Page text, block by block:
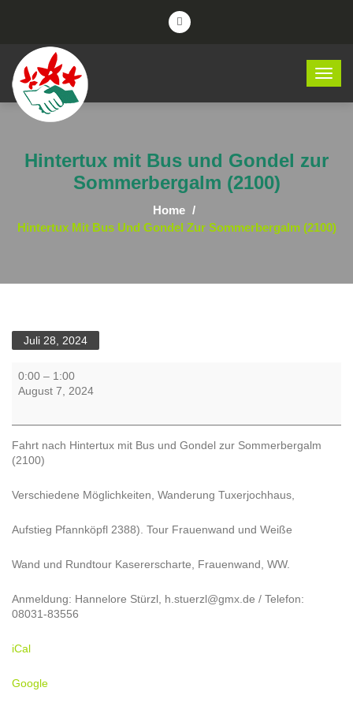
Hintertux mit Bus und Gondel zur
Sommerbergalm (2100)
Home
Hintertux Mit Bus Und Gondel Zur Sommerbergalm (2100)
Juli 28, 2024
Hintertux
mit
und
Gondel
zur
(2100)
0:00 – 1:00
August 7, 2024
Fahrt nach Hintertux mit Bus und Gondel zur Sommerbergalm
(2100)
Verschiedene Möglichkeiten, Wanderung Tuxerjochhaus,
Aufstieg Pfannköpfl 2388). Tour Frauenwand und Weiße
Wand und Rundtour Kasererscharte, Frauenwand, WW.
Anmeldung: Hannelore Stürzl, h.stuerzl@gmx.de / Telefon:
08031-83556
iCal
Google